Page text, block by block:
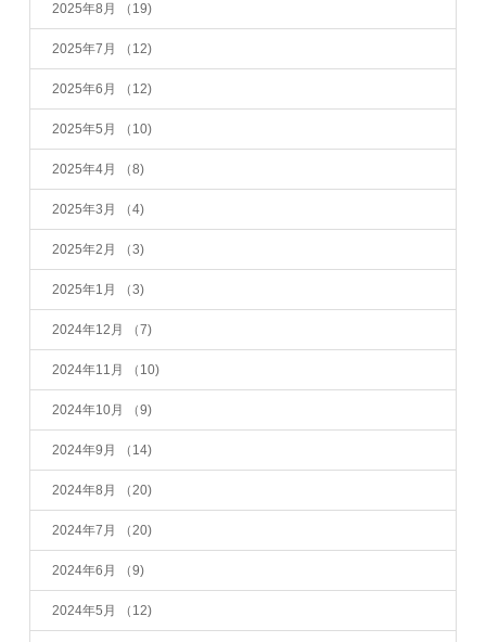
2025年8月 （19)
2025年7月 （12)
2025年6月 （12)
2025年5月 （10)
2025年4月 （8)
2025年3月 （4)
2025年2月 （3)
2025年1月 （3)
2024年12月 （7)
2024年11月 （10)
2024年10月 （9)
2024年9月 （14)
2024年8月 （20)
2024年7月 （20)
2024年6月 （9)
2024年5月 （12)